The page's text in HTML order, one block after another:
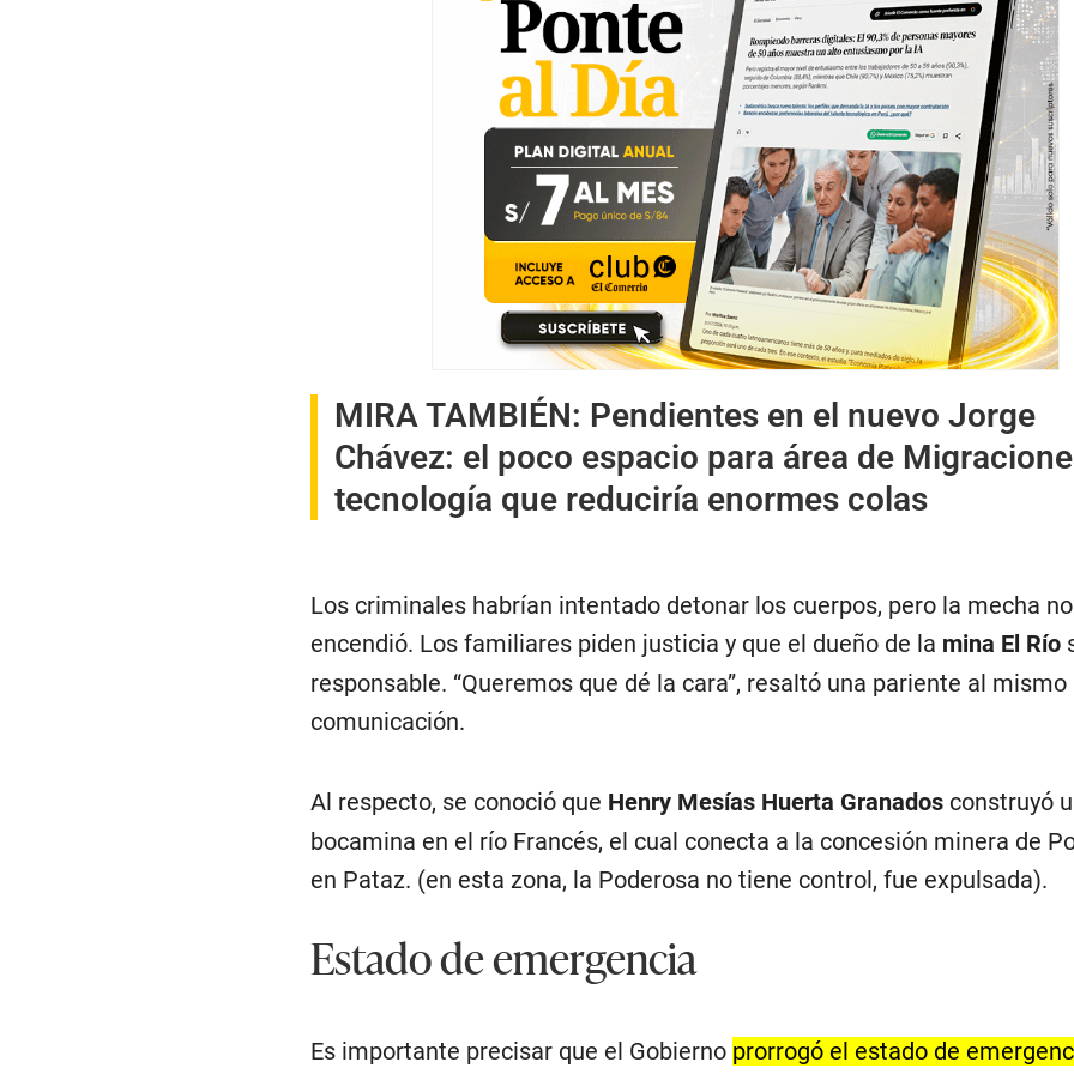
MIRA TAMBIÉN: Pendientes en el nuevo Jorge
Chávez: el poco espacio para área de
tecnología que reduciría enormes colas
Los criminales habrían intentado detonar los cuerpos, pero la mecha
encendió. Los familiares piden justicia y que el dueño de la mina El Río
responsable. “Queremos que dé la cara”, resaltó una pariente al
comunicación.
Al respecto, se conoció que Henry Mesías Huerta Granadosconstruyó
bocamina en el río Francés, el cual conecta a la concesión minera de
en Pataz. (en esta zona, la Poderosa no tiene control, fue expulsada).
Estado de emergencia
Es importante precisar que el Gobierno prorrogó el estado de